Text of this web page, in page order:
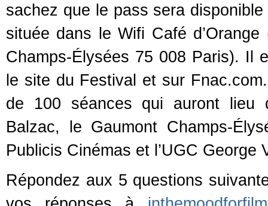
sachez que le pass sera
située dans le Wifi Café
Champs-Élysées 75 008 Paris). Il
le site du Festival et sur
de 100 séances qui auront lieu
Balzac, le Gaumont Champs-
Publicis Cinémas et l’UGC George
Répondez aux 5 questions